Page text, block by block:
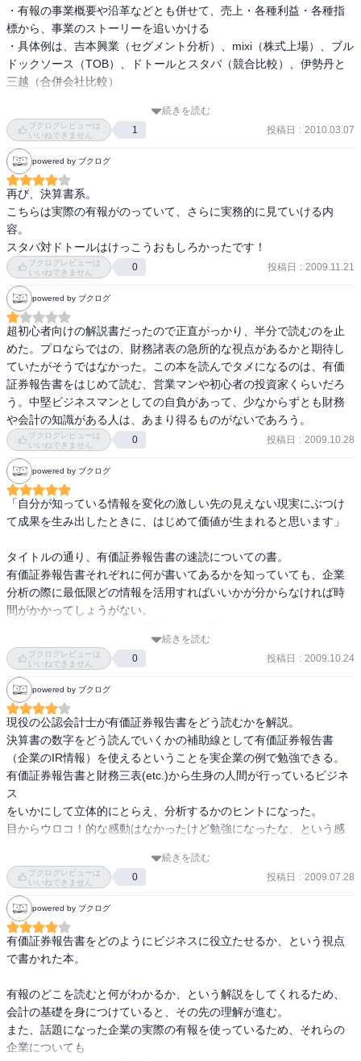
・有報の事業概要や沿革などとも併せて、売上・各種利益・各種指
標から、事業のストーリーを追いかける
・具体例は、吉本興業（セグメント分析）、mixi（株式上場）、ブル
ドックソース（TOB）、ドトールとスタバ（競合比較）、伊勢丹と
三越（合併会社比較）
■レベル（初心者向け）
・決算書の読み方の初歩の初歩
・簿記2級程度の知識を持った上で、「じゃあ実際財務分析ってなに
やるの？」という方に
■評価（A）
・基本がコンパクトにまとまっている
・在庫回転率などにも軽く触れており、より詳細な財務分析への橋
頭堡となるのでは
・分析結果を営業マンならどう使うのか、分析による仮説を現場で
どのように検証するか、といったストーリーも含まれており、分析
結果の使い方を把握することができる
■感想
・財務分析をする際に「まず目的を定めることが重要」と何でも強
調するなど、基本の徹底を促す姿勢に好感を持った
・コンサルタントになる前、なった直後に読みたかった本
（半年以上経つと当たり前になっていることが、改めてまとめられ
ているという価値もあるが）
続きを読む
ブクログレビューは
いいねできません
1 投稿日 : 2010.03.07
powered by ブクログ
再び、決算書系。
こちらは実際の有報がのっていて、さらに実務的に見ていける内
容。
スタバ対ドトールはけっこうおもしろかったです！
ブクログレビューは
いいねできません
0 投稿日 : 2009.11.21
powered by ブクログ
超初心者向けの解説書だったので正直がっかり、半分で読むのを止
めた。プロならではの、財務諸表の急所的な視点があるかと期待し
ていたがそうではなかった。この本を読んでタメになるのは、有価
証券報告書をはじめて読む、営業マンや初心者の投資家くらいだろ
う。中堅ビジネスマンとしての自負があって、少なからずとも財務
や会計の知識がある人は、あまり得るものがないであろう。
ブクログレビューは
いいねできません
0 投稿日 : 2009.10.28
powered by ブクログ
「自分が知っている情報を変化の激しい先の見えない現実にぶつけ
て成果を生み出したときに、はじめて価値が生まれると思います」
タイトルの通り、有価証券報告書の速読についての書。
有価証券報告書それぞれに何が書いてあるかを知っていても、企業
分析の際に最低限どの情報を活用すればいいかが分からなければ時
間がかかってしょうがない。
本書は、いくつかの業界に属する企業の分析において、どういった
情報があれば分析が可能なのかを指南してくれる。
会計の入門というより、会計をある程度理解した上で読むと著者の
意図が非常によく伝わってきて得る物の多い一冊。
・ITメーカーの営業時代に意識していた7つのポイント
－経営指標の推移・セグメント情報（投資予算がありそうか？）
－従業員の状況（どれくらい売れそうか？）
－主要な設備の状況（どこに売るか？どこで売れそうか？）
→子会社の従業員数・面積の数字を見て具体的な判断材料に
－役員の状況（どの拠点に投資能力があるか？）
→ソフトウェア資産が増えていると、IT投資も活発と判断できる
－関係会社の状況（子会社で営業を横展開することができるか？）
－どの拠点、どの会社が投資予算を持っているか？
→営業リソースの配分（お金があるところしか発生しない）
・企業概況の【沿革】【事業の内容】を読んで、その企業がどのよ
うなビジネスを行っているか大まかなイメージをつかむ
・【業績等の概要】【財務状態及び経営成績の分析】を読みながら
・過去5年の売上推移の中で、特徴のある部分を【業績等の概要】等
を参考に調べる
・新会社法適用後の自己資本比率の算定方法は、純資産を総資産で
単純に割るのではなく、純資産から純資産の中に含まれる新株予約
続きを読む
ブクログレビューは
いいねできません
0 投稿日 : 2009.10.24
powered by ブクログ
現役の公認会計士が有価証券報告書をどう読むかを解説。
決算書の数字をどう読んでいくかの補助線として有価証券報告書
（企業のIR情報）を使えるということを実企業の例で勉強できる。
有価証券報告書と財務三表(etc.)から生身の人間が行っているビジネ
ス
をいかにして立体的にとらえ、分析するかのヒントになった。
目からウロコ！的な感動はなかったけど勉強になったな、という感
続きを読む
ブクログレビューは
いいねできません
0 投稿日 : 2009.07.28
powered by ブクログ
有価証券報告書をどのようにビジネスに役立たせるか、という視点
で書かれた本。
有報のどこを読むと何がわかるか、という解説をしてくれるため、
会計の基礎を身につけていると、その先の理解が進む。
また、話題になった企業の実際の有報を使っているため、それらの
企業についても